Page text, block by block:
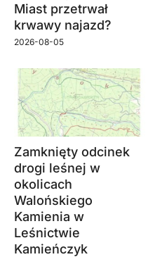
Miast przetrwał
krwawy najazd?
2026-08-05
Zamknięty odcinek
drogi leśnej w
okolicach
Walońskiego
Kamienia w
Leśnictwie
Kamieńczyk